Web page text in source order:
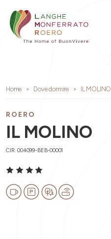
Home Dove dormire IL MOLINO
ROERO
IL MOLINO
CIR: 004099-BEB-00001